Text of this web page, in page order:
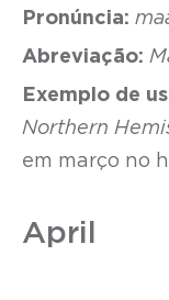
Pronúncia:
Abreviação:
Exemplo de
Northern
em março no
April